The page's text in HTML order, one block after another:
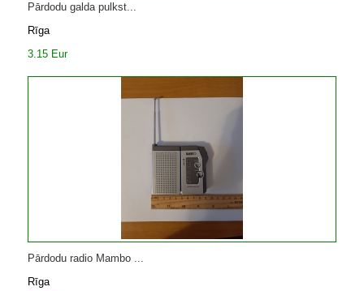
Pārdodu galda pulkst...
Rīga
3.15 Eur
Pārdodu radio Mambo ...
Rīga